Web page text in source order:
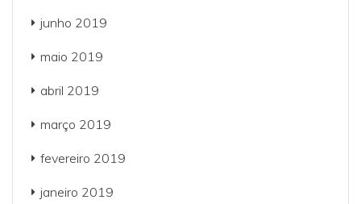
junho 2019
maio 2019
abril 2019
março 2019
fevereiro 2019
janeiro 2019